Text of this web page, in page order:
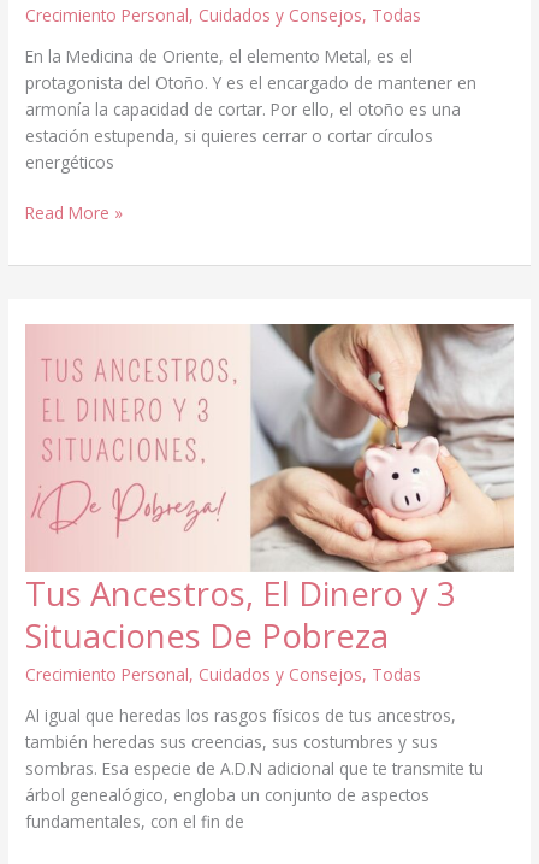
Crecimiento Personal, Cuidados y Consejos, Todas
En la Medicina de Oriente, el elemento Metal, es el
protagonista del Otoño. Y es el encargado de mantener en
armonía la capacidad de cortar. Por ello, el otoño es una
estación estupenda, si quieres cerrar o cortar círculos
energéticos
¿NO
COMO
EMOCIONALES?
Read More »
Tus Ancestros, El Dinero y 3
Situaciones De Pobreza
Crecimiento Personal, Cuidados y Consejos, Todas
Al igual que heredas los rasgos físicos de tus ancestros,
también heredas sus creencias, sus costumbres y sus
sombras. Esa especie de A.D.N adicional que te transmite tu
árbol genealógico, engloba un conjunto de aspectos
fundamentales, con el fin de